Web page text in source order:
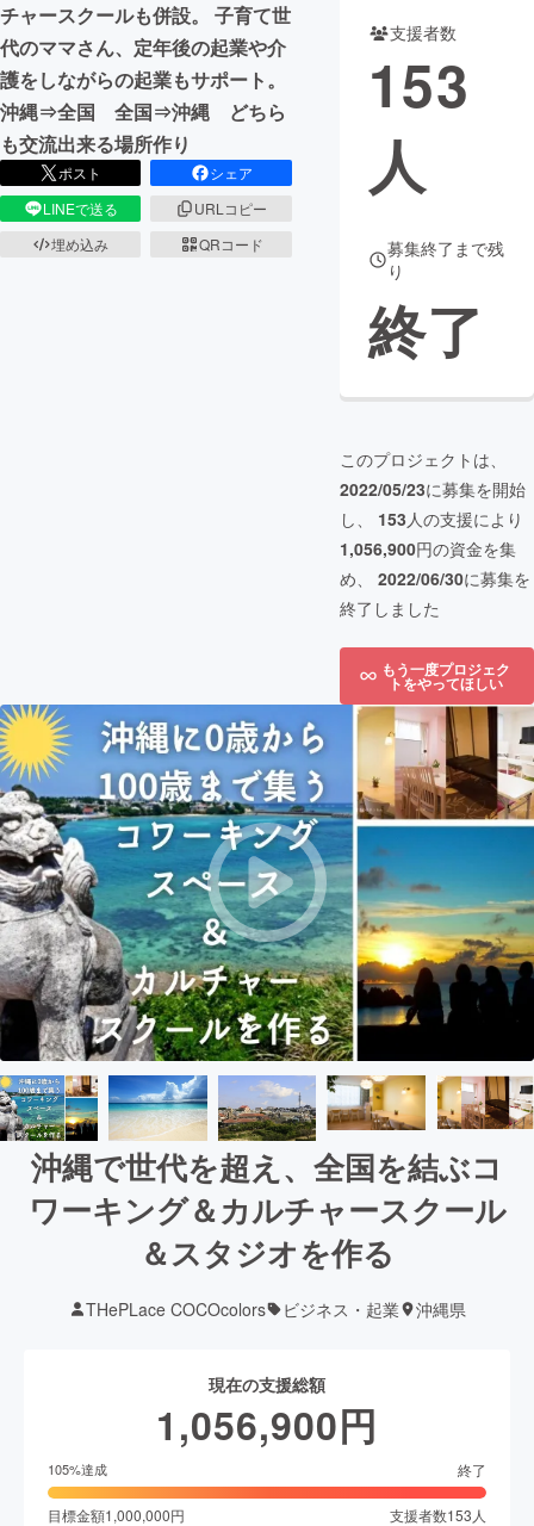
チャースクールも併設。 子育て世
代のママさん、定年後の起業や介
護をしながらの起業もサポート。
沖縄⇒全国 全国⇒沖縄 どちら
も交流出来る場所作り
ポスト
シェア
LINEで送る
URLコピー
埋め込み
QRコード
支援者数
153
人
募集終了まで残
り
終了
このプロジェクトは、
2022/05/23に募集を開始
し、 153人の支援により
1,056,900円の資金を集
め、 2022/06/30に募集を
終了しました
もう一度プロジェク
トをやってほしい
沖縄で世代を超え、全国を結ぶコ
ワーキング＆カルチャースクール
＆スタジオを作る
THePLace COCOcolors ビジネス・起業 沖縄県
現在の支援総額
1,056,900円
105%達成 終了
目標金額1,000,000円 支援者数153 人